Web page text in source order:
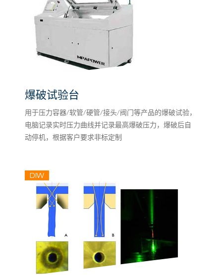
爆破试验台
用于压力容器/软管/硬管/接头/阀门等产品的爆破试验，
电脑记录实时压力曲线并记录最高爆破压力，爆破后自
动停机，根据客户要求非标定制
DIW